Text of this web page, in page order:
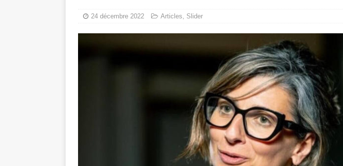
24 décembre 2022 Articles, Slider